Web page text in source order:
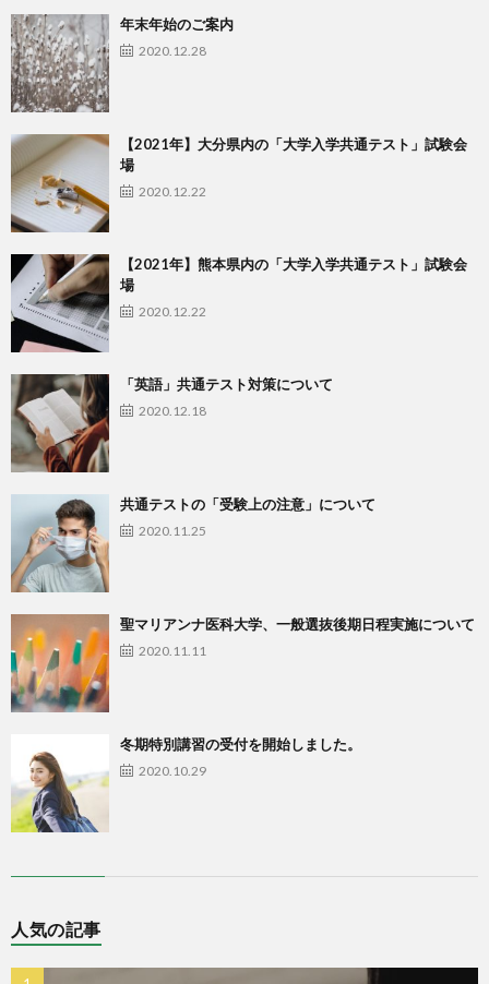
年末年始のご案内
2020.12.28
【2021年】大分県内の「大学入学共通テスト」試験会
場
2020.12.22
【2021年】熊本県内の「大学入学共通テスト」試験会
場
2020.12.22
「英語」共通テスト対策について
2020.12.18
共通テストの「受験上の注意」について
2020.11.25
聖マリアンナ医科大学、一般選抜後期日程実施について
2020.11.11
冬期特別講習の受付を開始しました。
2020.10.29
人気の記事